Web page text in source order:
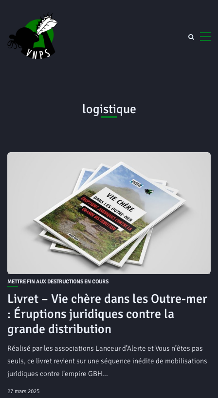
logistique
METTRE FIN AUX DESTRUCTIONS EN COURS
Livret – Vie chère dans les Outre-mer
: Éruptions juridiques contre la
grande distribution
Réalisé par les associations Lanceur d’Alerte et Vous n’êtes pas
seuls, ce livret revient sur une séquence inédite de mobilisations
juridiques contre l’empire GBH...
27 mars 2025